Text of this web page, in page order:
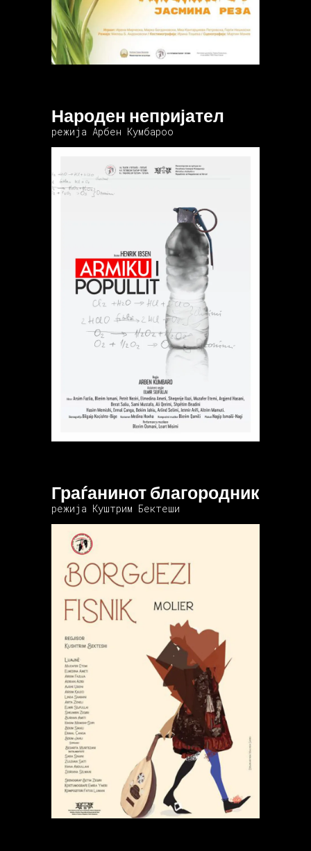
Народен непријател
режија Арбен Кумбароо
Граѓанинот благородник
режија Куштрим Бектеши